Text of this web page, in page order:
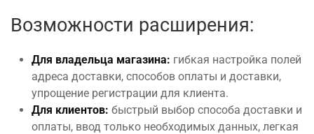
Возможности расширения:
Для владельца магазина: гибкая настройка полей
адреса доставки, способов оплаты и доставки,
упрощение регистрации для клиента.
Для клиентов: быстрый выбор способа доставки и
оплаты, ввод только необходимых данных, легкая